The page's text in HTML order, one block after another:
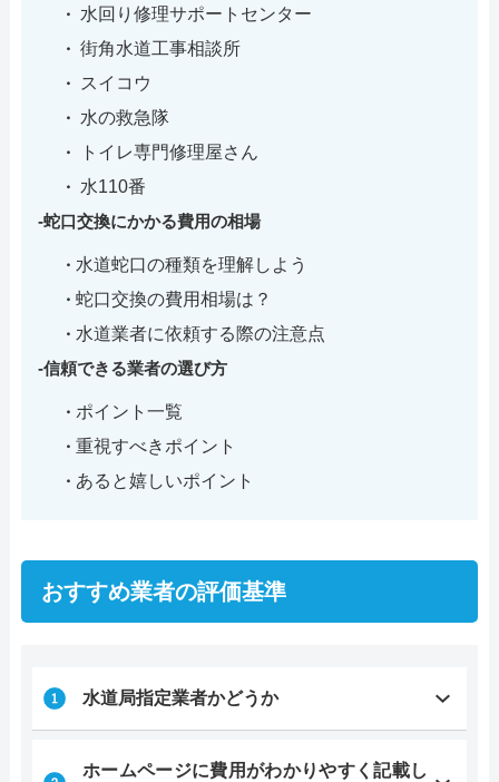
水回り修理サポートセンター
街角水道工事相談所
スイコウ
水の救急隊
トイレ専門修理屋さん
水110番
蛇口交換にかかる費用の相場
水道蛇口の種類を理解しよう
蛇口交換の費用相場は？
水道業者に依頼する際の注意点
信頼できる業者の選び方
ポイント一覧
重視すべきポイント
あると嬉しいポイント
おすすめ業者の評価基準
水道局指定業者かどうか
ホームページに費用がわかりやすく記載し